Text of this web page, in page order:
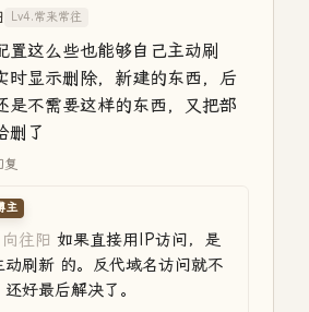
Lv4.常来常往
置这么些也能够自己主动刷
时显示删除，新建的东西，后
是不需要这样的东西，又把部
删了
复
主
往阳 如果直接用IP访问，是
动刷新 的。反代域名访问就不
好最后解决了。